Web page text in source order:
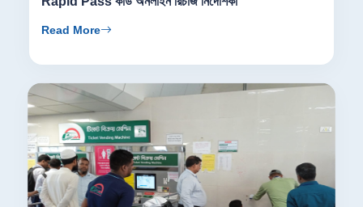
Read More